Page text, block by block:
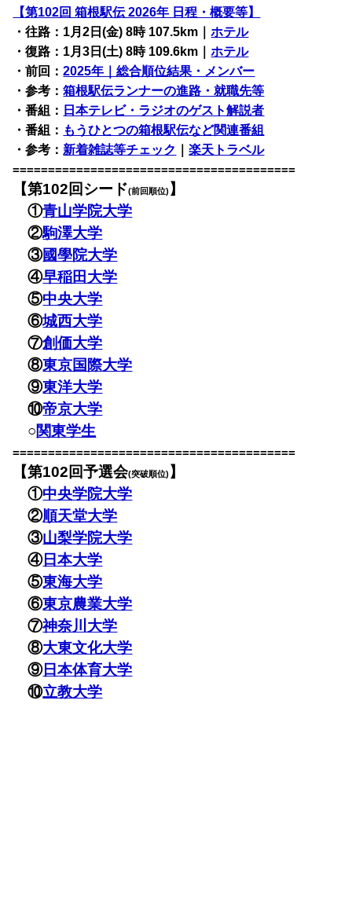
【第102回 箱根駅伝 2026年 日程・概要等】
・往路：1月2日(金) 8時 107.5km｜ホテル
・復路：1月3日(土) 8時 109.6km｜ホテル
・前回：2025年｜総合順位結果・メンバー
・参考：箱根駅伝ランナーの進路・就職先等
・番組： 日本テレビ・ラジオのゲスト解説者
・番組： もうひとつの箱根駅伝など関連番組
・参考： 新着雑誌等チェック ｜楽天トラベル
========================================
【第102回シード(前回順位) 】
①青山学院大学
②駒澤大学
③國學院大学
④早稲田大学
⑤中央大学
⑥城西大学
⑦創価大学
⑧東京国際大学
⑨東洋大学
⑩帝京大学
○関東学生
========================================
【第102回予選会(突破順位) 】
①中央学院大学
②順天堂大学
③山梨学院大学
④日本大学
⑤東海大学
⑥東京農業大学
⑦神奈川大学
⑧大東文化大学
⑨日本体育大学
⑩立教大学